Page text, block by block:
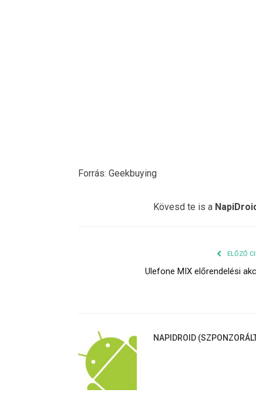
Forrás: Geekbuying
Kövesd te is a
ELŐZŐ
Ulefone MIX előrendelési
NAPIDROID